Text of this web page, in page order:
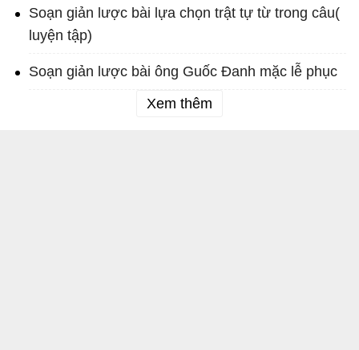
Soạn giản lược bài lựa chọn trật tự từ trong câu(
luyện tập)
Soạn giản lược bài ông Guốc Đanh mặc lễ phục
Xem thêm